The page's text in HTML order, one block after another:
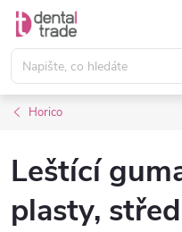
Přejít
obsah
Horico
Leštící
plasty,